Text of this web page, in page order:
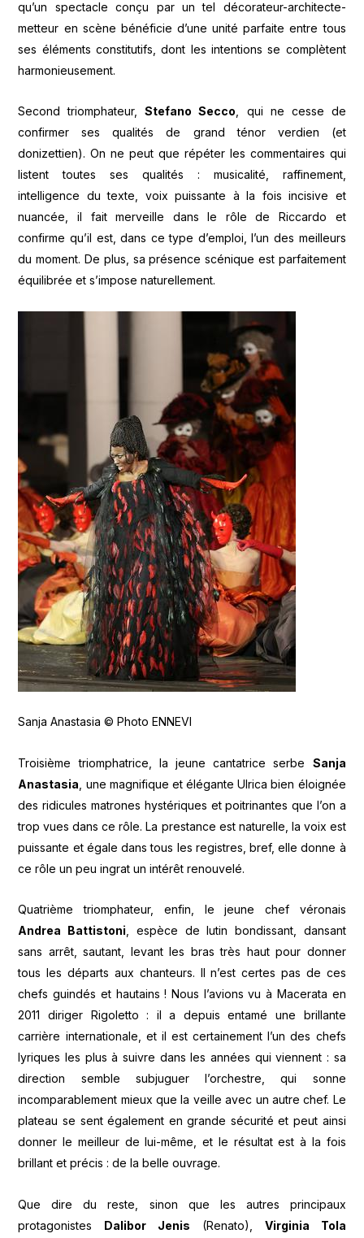
qu’un spectacle conçu par un tel décorateur-architecte-
metteur en scène bénéficie d’une unité parfaite entre tous
ses éléments constitutifs, dont les intentions se complètent
harmonieusement.
Second triomphateur,Stefano Secco, qui ne cesse de
confirmer ses qualités de grand ténor verdien (et
donizettien). On ne peut que répéter les commentaires qui
listent toutes ses qualités : musicalité, raffinement,
intelligence du texte, voix puissante à la fois incisive et
nuancée, il fait merveille dans le rôle de Riccardo et
confirme qu’il est, dans ce type d’emploi, l’un des meilleurs
du moment. De plus, sa présence scénique est parfaitement
équilibrée et s’impose naturellement.
Sanja Anastasia © Photo ENNEVI
Troisième triomphatrice, la jeune cantatrice serbe Sanja
Anastasia , une magnifique et élégante Ulrica bien éloignée
des ridicules matrones hystériques et poitrinantes que l’on a
trop vues dans ce rôle. La prestance est naturelle, la voix est
puissante et égale dans tous les registres, bref, elle donne à
ce rôle un peu ingrat un intérêt renouvelé.
Quatrième triomphateur, enfin, le jeune chef véronais
Andrea Battistoni, espèce de lutin bondissant, dansant
sans arrêt, sautant, levant les bras très haut pour donner
tous les départs aux chanteurs. Il n’est certes pas de ces
chefs guindés et hautains ! Nous l’avions vu à Macerata en
2011 diriger Rigoletto : il a depuis entamé une brillante
carrière internationale, et il est certainement l’un des chefs
lyriques les plus à suivre dans les années qui viennent : sa
direction semble subjuguer l’orchestre, qui sonne
incomparablement mieux que la veille avec un autre chef. Le
plateau se sent également en grande sécurité et peut ainsi
donner le meilleur de lui-même, et le résultat est à la fois
brillant et précis : de la belle ouvrage.
Que dire du reste, sinon que les autres principaux
protagonistes Dalibor Jenis (Renato), Virginia Tola